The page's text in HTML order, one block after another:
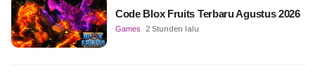
Code Blox Fruits Terbaru Agustus 2026
Games 2 Stunden lalu